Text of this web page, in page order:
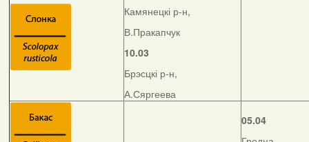
Камянецкі р-н,
В.Пракапчук
10.03
Брэсцкі р-н,
А.Сяргеева
05.04